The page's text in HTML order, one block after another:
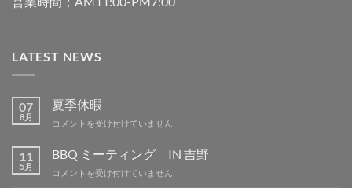
LATEST NEWS
07
8月
夏季休暇
夏
休
は
コメントを受け付けていません
11
5月
BBQ ミーティング IN 吉野
BBQ
コメントを受け付けていません